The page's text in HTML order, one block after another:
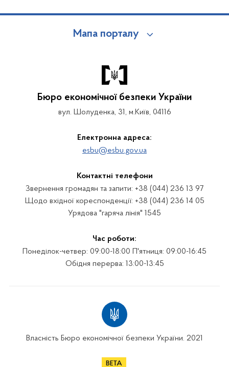
Мапа порталу
Бюро економічної безпеки України
вул. Шолуденка, 31, м.Київ, 04116
Електронна адреса:
esbu@esbu.gov.ua
Контактні телефони
Звернення громадян та запити: +38 (044) 236 13 97
Щодо вхідної кореспонденції: +38 (044) 236 14 05
Урядова "гаряча лінія" 1545
Час роботи:
Понеділок-четвер: 09:00-18:00 П'ятниця: 09:00-16:45
Обідня перерва: 13:00-13:45
Власність Бюро економічної безпеки України. 2021